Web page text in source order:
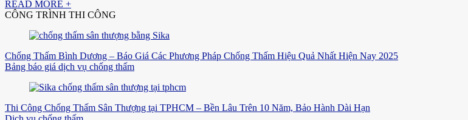
READ MORE +
CÔNG TRÌNH THI CÔNG
Chống Thấm Bình Dương – Báo Giá Các Phương Pháp Chống Thấm Hiệu Quả Nhất Hiện Nay 2025
Bảng báo giá dịch vụ chống thấm
Thi Công Chống Thấm Sân Thượng tại TPHCM – Bền Lâu Trên 10 Năm, Bảo Hành Dài Hạn